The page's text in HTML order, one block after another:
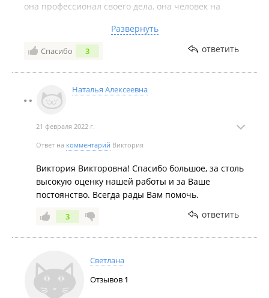
она профессионал своего дела, она человек на
уровне , все наилучшем образом и главное все
очень СПОКОЙНО. Всем рекомендую агентство
Росконтракт и Наталью Алексеевну Баранову.
Недостатки:Нет.
Развернуть
Спасибо 3 ответить
Наталья Алексеевна
21 февраля 2022 г.
Ответ на комментарий Виктория
Виктория Викторовна! Спасибо большое, за столь
высокую оценку нашей работы и за Ваше
постоянство. Всегда рады Вам помочь.
3 ответить
Светлана
Отзывов 1